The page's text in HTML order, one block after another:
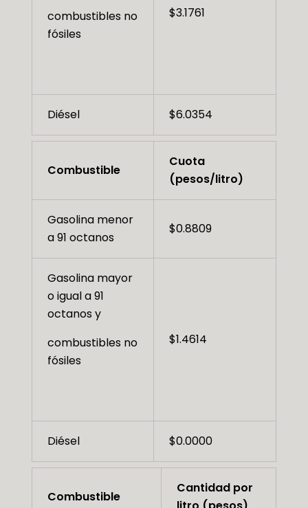
combustibles no
fósiles
$3.1761
Diésel $6.0354
Combustible
Cuota
(pesos/litro)
Gasolina menor
a 91 octanos
$0.8809
Gasolina mayor
o igual a 91
octanos y
combustibles no
fósiles
$1.4614
Diésel $0.0000
Combustible
Cantidad por